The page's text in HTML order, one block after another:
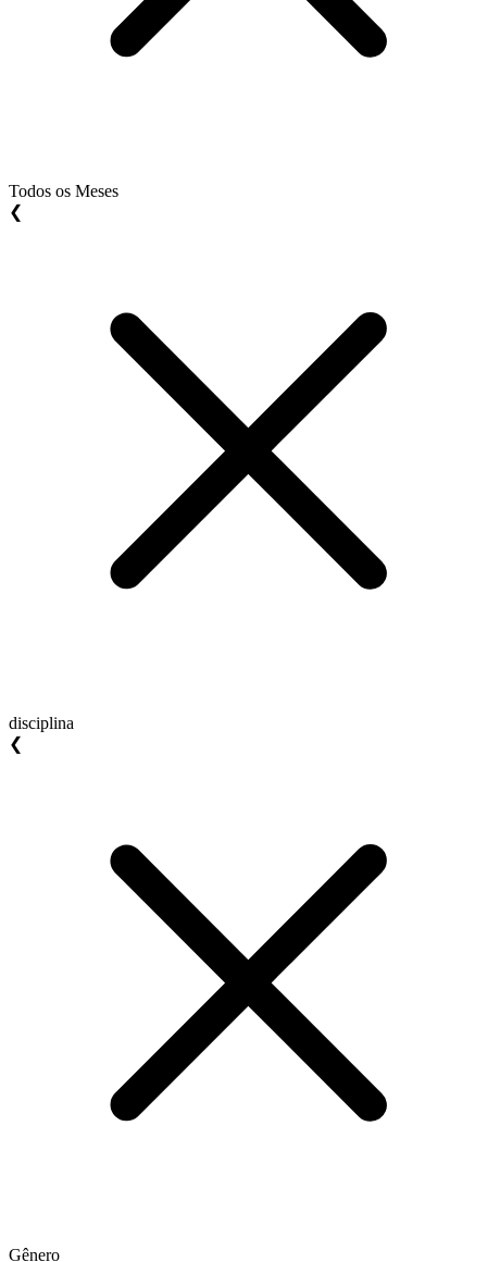
Todos os Meses
❮
disciplina
❮
Gênero